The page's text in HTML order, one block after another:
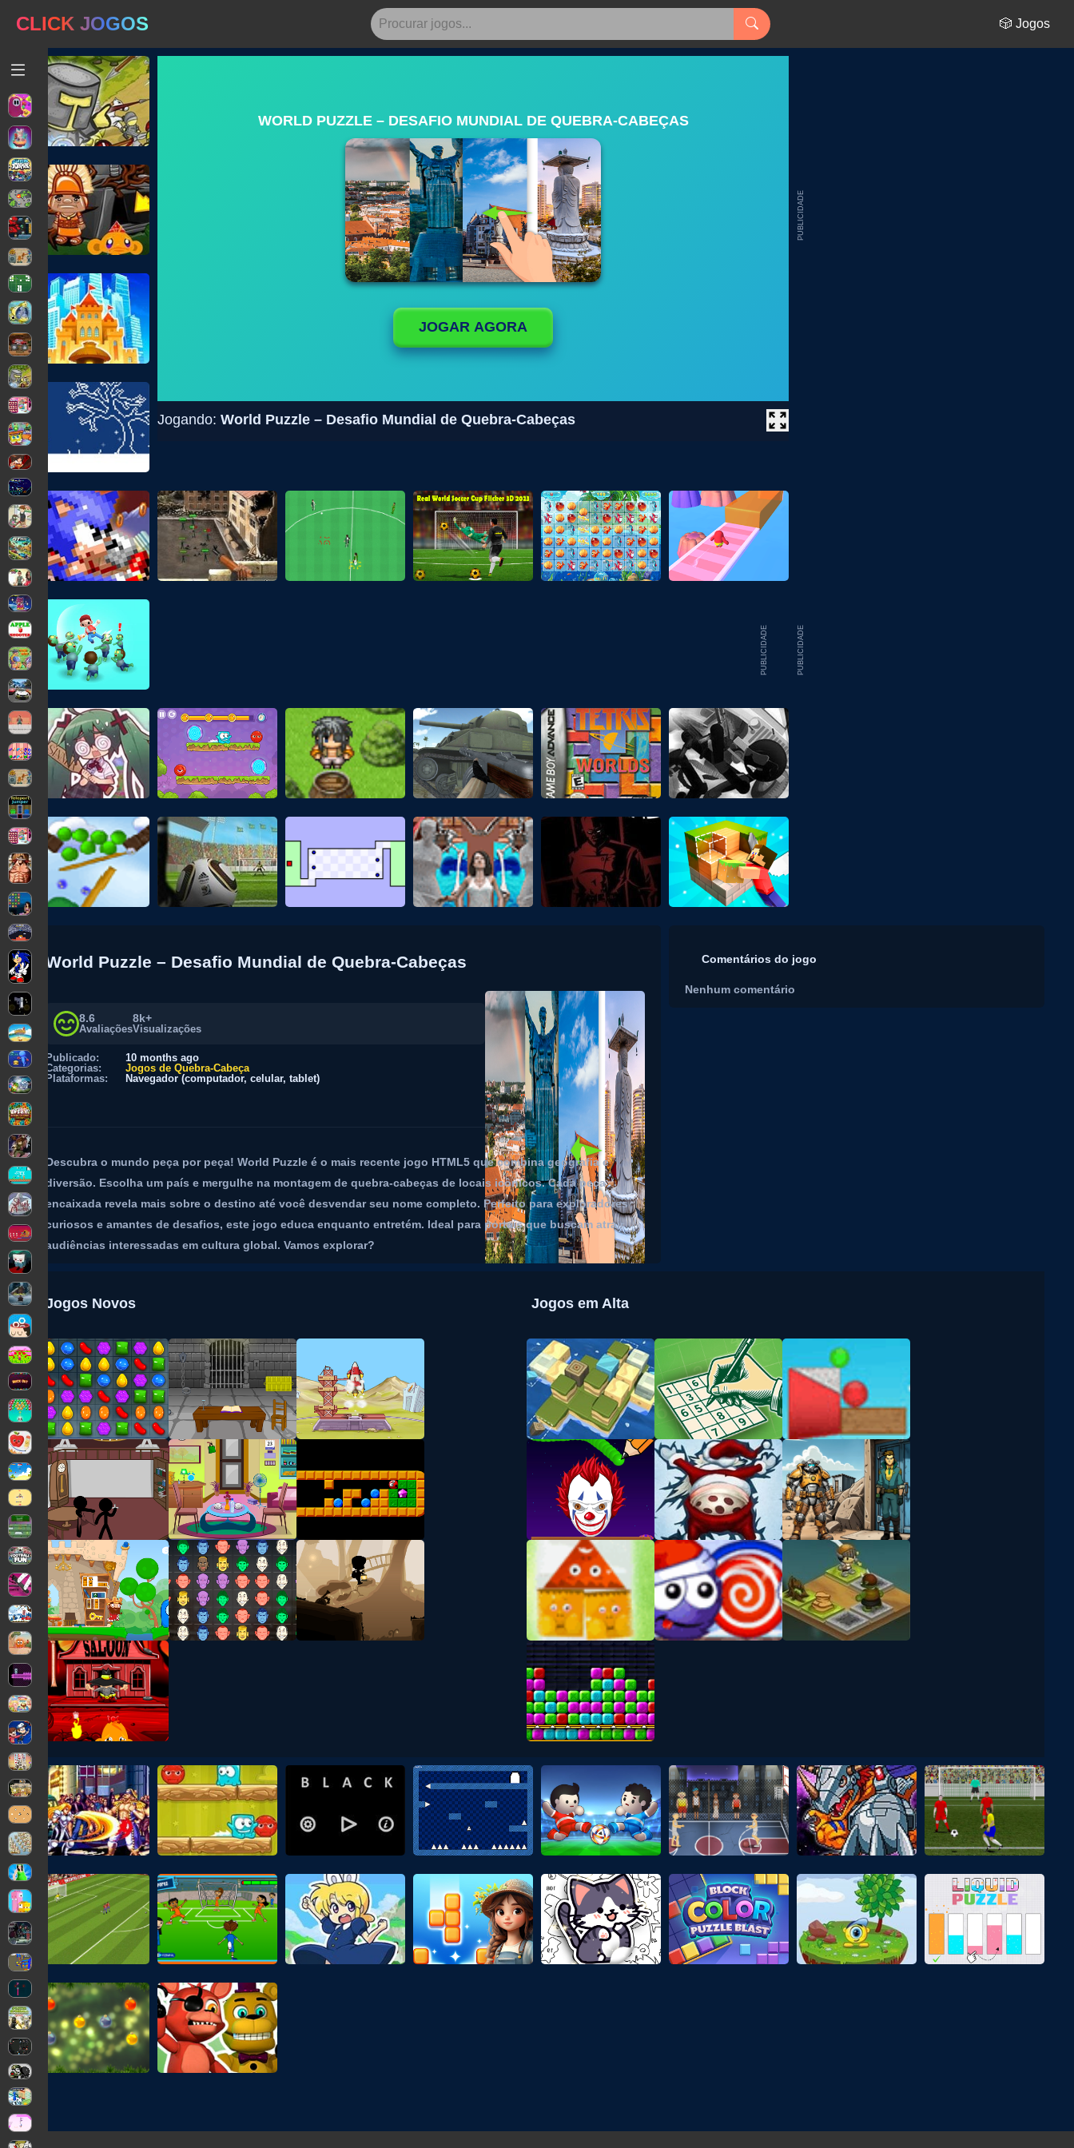
CLICK JOGOS 🎲 Jogos
WORLD PUZZLE – DESAFIO MUNDIAL DE QUEBRA-CABEÇAS
JOGAR AGORA
Jogando: World Puzzle – Desafio Mundial de Quebra-Cabeças
PUBLICIDADE
PUBLICIDADE
PUBLICIDADE
World Puzzle – Desafio Mundial de Quebra-Cabeças
8.6
Avaliações
8k+
Visualizações
Publicado:
10 months ago
Categorias:
Jogos de Quebra-Cabeça
Plataformas:
Navegador (computador, celular, tablet)
Descubra o mundo peça por peça! World Puzzle é o mais recente jogo HTML5 que combina geografia e
diversão. Escolha um país e mergulhe na montagem de quebra-cabeças de locais icônicos. Cada peça
encaixada revela mais sobre o destino até você desvendar seu nome completo. Perfeito para exploradores
curiosos e amantes de desafios, este jogo educa enquanto entretém. Ideal para portais que buscam atrair
audiências interessadas em cultura global. Vamos explorar?
Comentários do jogo
Nenhum comentário
Jogos Novos Jogos em Alta